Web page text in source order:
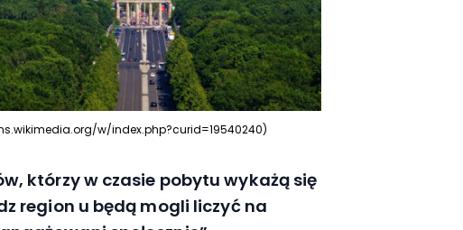
w/index.php?curid=19540240)
którzy w czasie pobytu wykażą się
region u będą mogli liczyć na